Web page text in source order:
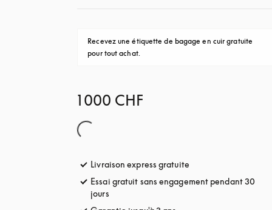
Recevez une étiquette de bagage en cuir gratuite
pour tout achat.
1 000 CHF
Livraison express gratuite
Essai gratuit sans engagement pendant 30
jours